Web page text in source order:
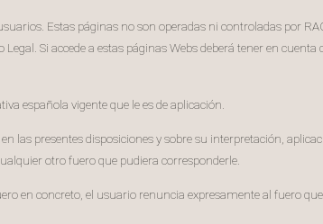
Estas páginas no son operadas ni controladas por
Si accede a estas páginas Webs deberá tener en
española vigente que le es de aplicación.
las presentes disposiciones y sobre su interpretación,
otro fuero que pudiera corresponderle.
en concreto, el usuario renuncia expresamente al fuero